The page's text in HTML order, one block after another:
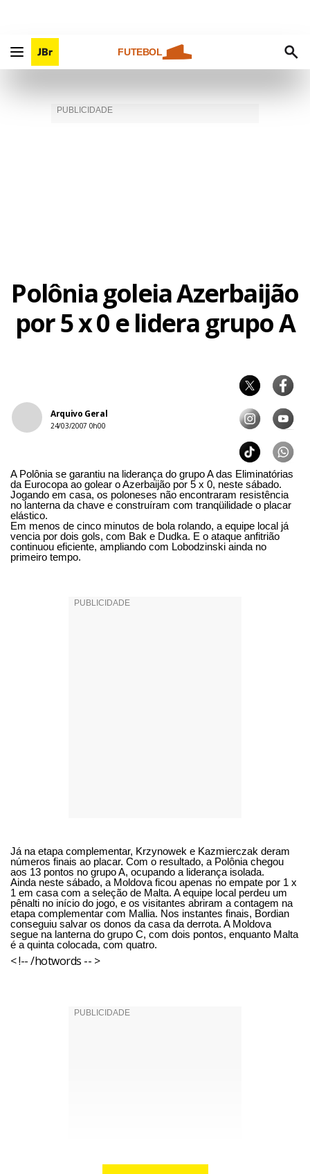
FUTEBOL
Polônia goleia Azerbaijão
por 5 x 0 e lidera grupo A
Arquivo Geral
24/03/2007 0h00
A Polônia se garantiu na liderança do grupo A das Eliminatórias
da Eurocopa ao golear o Azerbaijão por 5 x 0, neste sábado.
Jogando em casa, os poloneses não encontraram resistência
no lanterna da chave e construíram com tranqüilidade o placar
elástico.
Em menos de cinco minutos de bola rolando, a equipe local já
vencia por dois gols, com Bak e Dudka. E o ataque anfitrião
continuou eficiente, ampliando com Lobodzinski ainda no
primeiro tempo.
Já na etapa complementar, Krzynowek e Kazmierczak deram
números finais ao placar. Com o resultado, a Polônia chegou
aos 13 pontos no grupo A, ocupando a liderança isolada.
Ainda neste sábado, a Moldova ficou apenas no empate por 1 x
1 em casa com a seleção de Malta. A equipe local perdeu um
pênalti no início do jogo, e os visitantes abriram a contagem na
etapa complementar com Mallia. Nos instantes finais, Bordian
conseguiu salvar os donos da casa da derrota. A Moldova
segue na lanterna do grupo C, com dois pontos, enquanto Malta
é a quinta colocada, com quatro.
< !-- /hotwords -- >